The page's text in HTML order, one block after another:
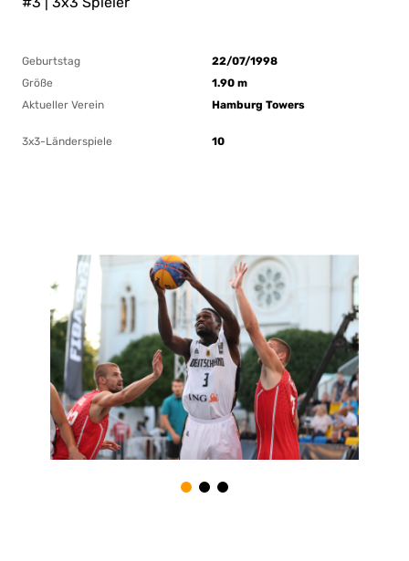
Geburtstag
22/07/1998
Größe
1.90 m
Aktueller Verein
Hamburg Towers
3x3-Länderspiele 10